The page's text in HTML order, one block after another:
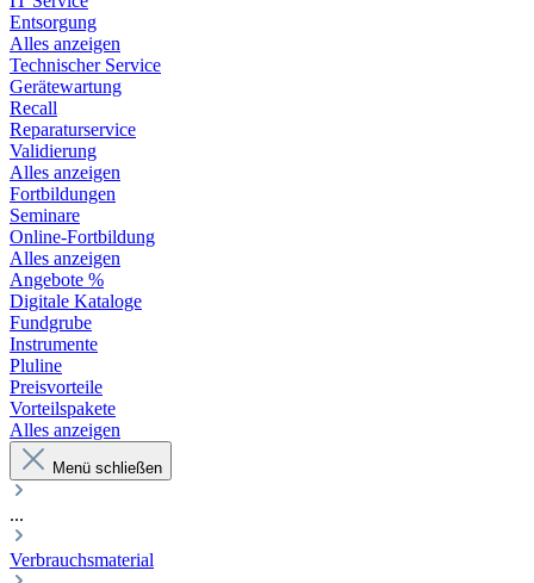
Entsorgung
Alles anzeigen
Technischer Service
Gerätewartung
Recall
Reparaturservice
Validierung
Alles anzeigen
Fortbildungen
Seminare
Online-Fortbildung
Alles anzeigen
Angebote %
Digitale Kataloge
Fundgrube
Instrumente
Pluline
Preisvorteile
Vorteilspakete
Alles anzeigen
Menü schließen
...
Verbrauchsmaterial